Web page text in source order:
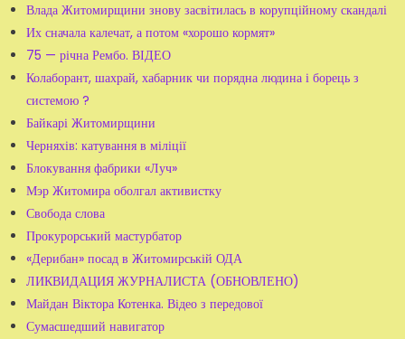
Влада Житомирщини знову засвітилась в корупційному скандалі
Их сначала калечат, а потом «хорошо кормят»
75 — річна Рембо. ВІДЕО
Колаборант, шахрай, хабарник чи порядна людина і борець з
системою ?
Байкарі Житомирщини
Черняхів: катування в міліції
Блокування фабрики «Луч»
Мэр Житомира оболгал активистку
Свобода слова
Прокурорський мастурбатор
«Дерибан» посад в Житомирській ОДА
ЛИКВИДАЦИЯ ЖУРНАЛИСТА (ОБНОВЛЕНО)
Майдан Віктора Котенка. Відео з передової
Сумасшедший навигатор